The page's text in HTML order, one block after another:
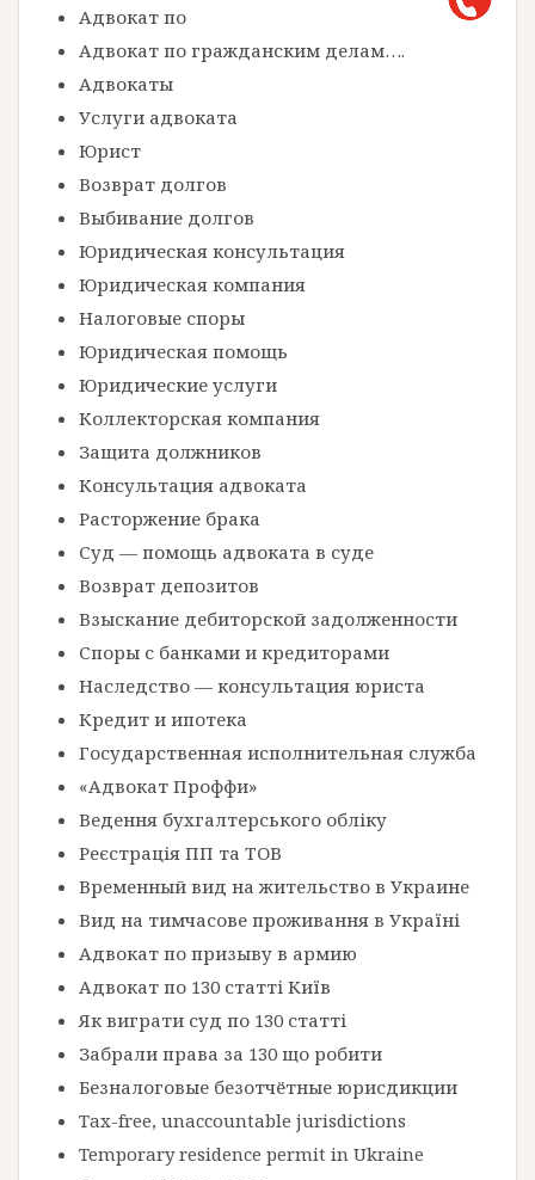
Адвокат по
Адвокат по гражданским делам….
Адвокаты
Услуги адвоката
Юрист
Возврат долгов
Выбивание долгов
Юридическая консультация
Юридическая компания
Налоговые споры
Юридическая помощь
Юридические услуги
Коллекторская компания
Защита должников
Консультация адвоката
Расторжение брака
Суд — помощь адвоката в суде
Возврат депозитов
Взыскание дебиторской задолженности
Споры с банками и кредиторами
Наследство — консультация юриста
Кредит и ипотека
Государственная исполнительная служба
«Адвокат Проффи»
Ведення бухгалтерського обліку
Реєстрація ПП та ТОВ
Временный вид на жительство в Украине
Вид на тимчасове проживання в Україні
Адвокат по призыву в армию
Адвокат по 130 статті Київ
Як виграти суд по 130 статті
Забрали права за 130 що робити
Безналоговые безотчётные юрисдикции
Tax-free, unaccountable jurisdictions
Temporary residence permit in Ukraine